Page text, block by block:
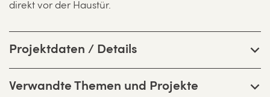
direkt vor der Haustür.
Projektdaten / Details
Verwandte Themen und Projekte